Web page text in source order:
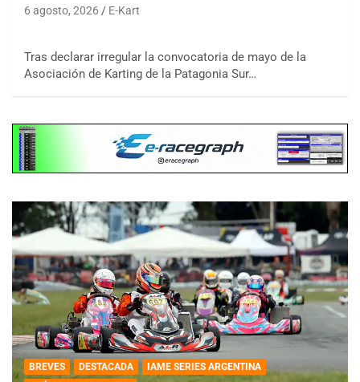
6 agosto, 2026 E-Kart
Tras declarar irregular la convocatoria de mayo de la
Asociación de Karting de la Patagonia Sur…
BREVES DESTACADA
IAME SERIES ARGENTINA